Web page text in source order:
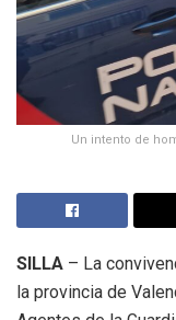
Un intento de
SILLA – La
la provincia de